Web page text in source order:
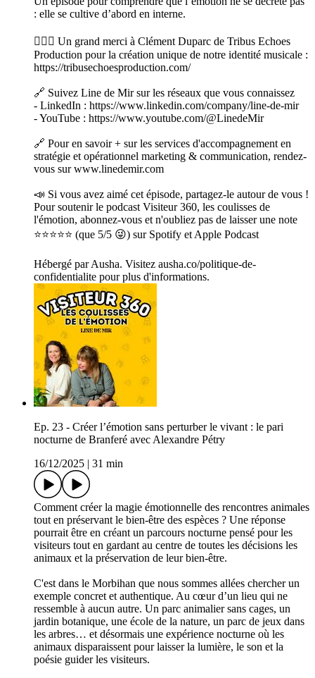
: elle se cultive d’abord en interne.
🙋🏽‍♀️ Un grand merci à Clément Duparc de Tribus Echoes
Production pour la création unique de notre identité musicale :
https://tribusechoesproduction.com/
🔗 Suivez Line de Mir sur les réseaux que vous connaissez
- LinkedIn : https://www.linkedin.com/company/line-de-mir
- YouTube : https://www.youtube.com/@LinedeMir
🔗 Pour en savoir + sur les services d'accompagnement en
stratégie et opérationnel marketing & communication, rendez-
vous sur www.linedemir.com
📣 Si vous avez aimé cet épisode, partagez-le autour de vous !
Pour soutenir le podcast Visiteur 360, les coulisses de
l'émotion, abonnez-vous et n'oubliez pas de laisser une note
⭐⭐⭐⭐⭐ (que 5/5 😜) sur Spotify et Apple Podcast
Hébergé par Ausha. Visitez ausha.co/politique-de-
confidentialite pour plus d'informations.
Ep. 23 - Créer l’émotion sans perturber le vivant : le pari
nocturne de Branferé avec Alexandre Pétry
16/12/2025
31 min
Comment créer la magie émotionnelle des rencontres animales
tout en préservant le bien-être des espèces ? Une réponse
pourrait être en créant un parcours nocturne pensé pour les
visiteurs tout en gardant au centre de toutes les décisions les
animaux et la préservation de leur bien-être.
C'est dans le Morbihan que nous sommes allées chercher un
exemple concret et authentique. Au cœur d’un lieu qui ne
ressemble à aucun autre. Un parc animalier sans cages, un
jardin botanique, une école de la nature, un parc de jeux dans
les arbres… et désormais une expérience nocturne où les
animaux disparaissent pour laisser la lumière, le son et la
poésie guider les visiteurs.